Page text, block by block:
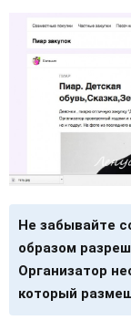
Не забывайте
образом
Организатор
который